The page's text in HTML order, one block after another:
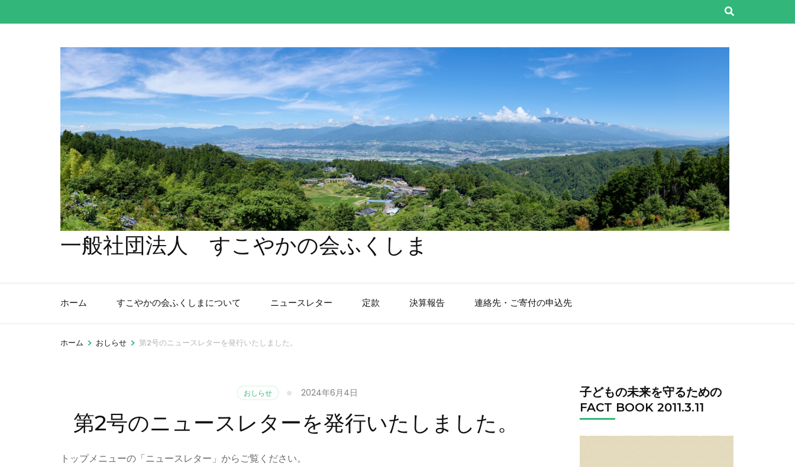
ン
一般社団法人 すこやかの会ふくしま
ホーム すこやかの会ふくしまについて ニュースレター 定款 決算報告 連絡先・ご寄付の申込先
ホーム > おしらせ > 第2号のニュースレターを発行いたしました。
おしらせ 2024年6月4日
第2号のニュースレターを発行いたしました。
トップメニューの「ニュースレター」からご覧ください。
子どもの未来を守るための
FACT BOOK 2011.3.11